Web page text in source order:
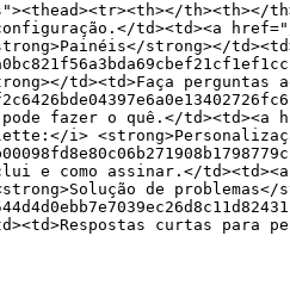
td><td><a
strong></
td><td>Faça
fazer o quê.</td><td><a
i>
e como assinar.</
de problemas</
curtas para